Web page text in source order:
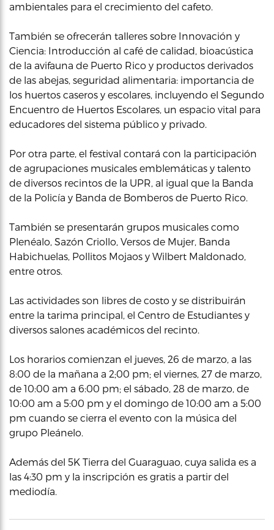
ambientales para el crecimiento del cafeto.
También se ofrecerán talleres sobre Innovación y
Ciencia: Introducción al café de calidad, bioacústica
de la avifauna de Puerto Rico y productos derivados
de las abejas, seguridad alimentaria: importancia de
los huertos caseros y escolares, incluyendo el Segundo
Encuentro de Huertos Escolares, un espacio vital para
educadores del sistema público y privado.
Por otra parte, el festival contará con la participación
de agrupaciones musicales emblemáticas y talento
de diversos recintos de la UPR, al igual que la Banda
de la Policía y Banda de Bomberos de Puerto Rico.
También se presentarán grupos musicales como
Plenéalo, Sazón Criollo, Versos de Mujer, Banda
Habichuelas, Pollitos Mojaos y Wilbert Maldonado,
entre otros.
Las actividades son libres de costo y se distribuirán
entre la tarima principal, el Centro de Estudiantes y
diversos salones académicos del recinto.
Los horarios comienzan el jueves, 26 de marzo, a las
8:00 de la mañana a 2;00 pm; el viernes, 27 de marzo,
de 10:00 am a 6:00 pm; el sábado, 28 de marzo, de
10:00 am a 5:00 pm y el domingo de 10:00 am a 5:00
pm cuando se cierra el evento con la música del
grupo Pleánelo.
Además del 5K Tierra del Guaraguao, cuya salida es a
las 4:30 pm y la inscripción es gratis a partir del
mediodía.